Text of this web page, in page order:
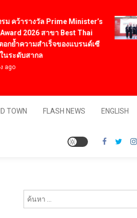
รางวัล Prime Minister’s
2026 สาขา Best Thai
วามสำเร็จของแบรนด์เซี
บสากล
TOWN FLASH NEWS ENGLISH